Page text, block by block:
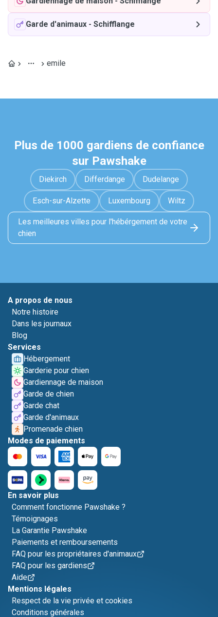
Garde d'animaux - Schifflange
emile
Plus de 1000 gardiens de confiance
sur Pawshake
Diekirch Differdange Dudelange
Esch-sur-Alzette Luxembourg Wiltz
Les meilleures villes pour l'hébérgement de votre
chien
A propos de nous
Notre histoire
Dans les journaux
Blog
Services
Hébergement
Garderie pour chien
Gardiennage de maison
Garde de chien
Garde chat
Garde d'animaux
Promenade chien
Modes de paiements
En savoir plus
Comment fonctionne Pawshake ?
Témoignages
La Garantie Pawshake
Paiements et remboursements
FAQ pour les propriétaires d'animaux
FAQ pour les gardiens
Aide
Mentions légales
Respect de la vie privée et cookies
Conditions générales